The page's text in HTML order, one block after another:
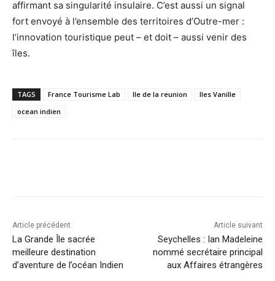
affirmant sa singularité insulaire. C’est aussi un signal
fort envoyé à l’ensemble des territoires d’Outre-mer :
l’innovation touristique peut – et doit – aussi venir des
îles.
TAGS France Tourisme Lab Ile de la reunion
Iles Vanille
ocean indien
Article précédent
La Grande Île sacrée
meilleure destination
d’aventure de l’océan Indien
Article suivant
Seychelles : Ian Madeleine
nommé secrétaire principal
aux Affaires étrangères